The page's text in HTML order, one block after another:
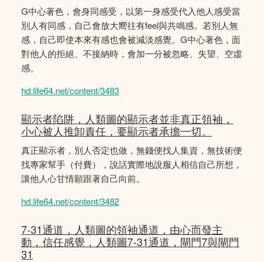
G中心著色，會身同感受，以第一身感受代入他人感受當
別人有同感，自己會放大嚮往有feel與共鳴感。若別人無
感，自己即使本來有感也會被減淡感覺。G中心著色，面
對他人的拒絕、不接納時，會加一分被忽略、失望、空虛
感。
hd.life64.net/content/3483
顯示者陷阱，人類圖的顯示者並非真正領袖，
小心被人推卸責任，要顯示者承擔一切。
真正顯示者，別人否定也做，無錢便找人集資，無技術便
找專家幫手（付費），說話實際地說服人相信自己所想，
讓他人心甘情願跟著自己向前。
hd.life64.net/content/3482
7-31通道，人類圖的領袖通道，由心而發主
動，信任感覺，人類圖7-31通道，閘門7與閘門
31